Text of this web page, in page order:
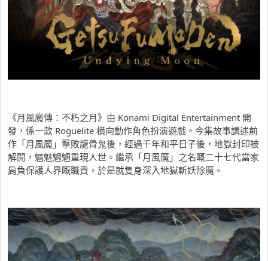
《月風魔傳：不朽之月》由 Konami Digital Entertainment 開
發，係一款 Roguelite 橫向動作角色扮演遊戲。今集故事講述前
作「月風魔」擊敗龍骨鬼後，經過千年和平日子後，地獄封印被
解開，魑魅魍魎重現人世。繼承「月風魔」之名嘅二十七代當家
肩負保護人界嘅職責，於是就隻身深入地獄斬妖除魔。